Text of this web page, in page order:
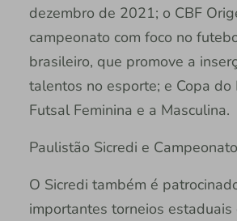
dezembro de 2021; o CBF
campeonato com foco no
brasileiro, que promove a
talentos no esporte; e Copa do
Futsal Feminina e a Masculina.
Paulistão Sicredi e
O Sicredi também é
importantes torneios estaduais